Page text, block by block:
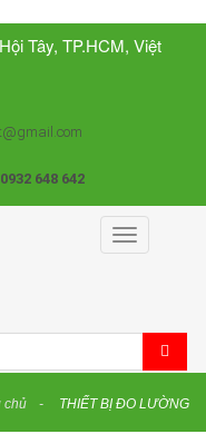
Tây, TP.HCM, Việt
648 642
Toggle
navigation
chủ THIẾT BỊ ĐO LƯỜNG